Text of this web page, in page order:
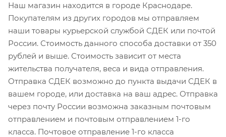
Наш магазин находится в городе Краснодаре.
Покупателям из других городов мы отправляем
наши товары курьерской службой СДЕК или почтой
России. Стоимость данного способа доставки от 350
рублей и выше. Стоимость зависит от места
жительства получателя, веса и вида отправления.
Отправка СДЕК возможно до пункта выдачи СДЕК в
вашем городе, или доставка на ваш адрес. Отправка
через почту России возможна заказным почтовым
отправлением и почтовым отправлением 1-го
класса. Почтовое отправление 1-го класса